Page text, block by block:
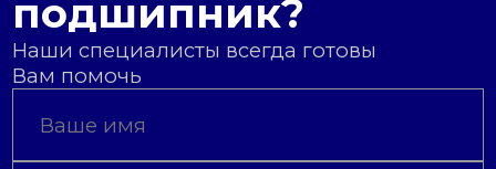
подшипник?
Наши специалисты всегда готовы
Вам помочь